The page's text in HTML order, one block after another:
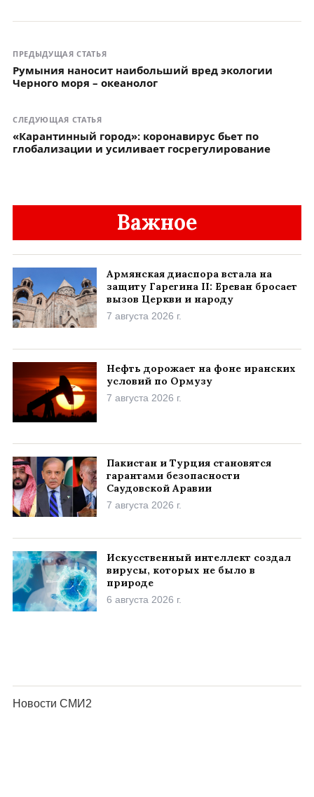
ПРЕДЫДУЩАЯ СТАТЬЯ
Румыния наносит наибольший вред экологии
Черного моря – океанолог
СЛЕДУЮЩАЯ СТАТЬЯ
«Карантинный город»: коронавирус бьет по
глобализации и усиливает госрегулирование
Важное
Армянская диаспора встала на
защиту Гарегина II: Ереван бросает
вызов Церкви и народу
7 августа 2026 г.
Нефть дорожает на фоне иранских
условий по Ормузу
7 августа 2026 г.
Пакистан и Турция становятся
гарантами безопасности
Саудовской Аравии
7 августа 2026 г.
Искусственный интеллект создал
вирусы, которых не было в
природе
6 августа 2026 г.